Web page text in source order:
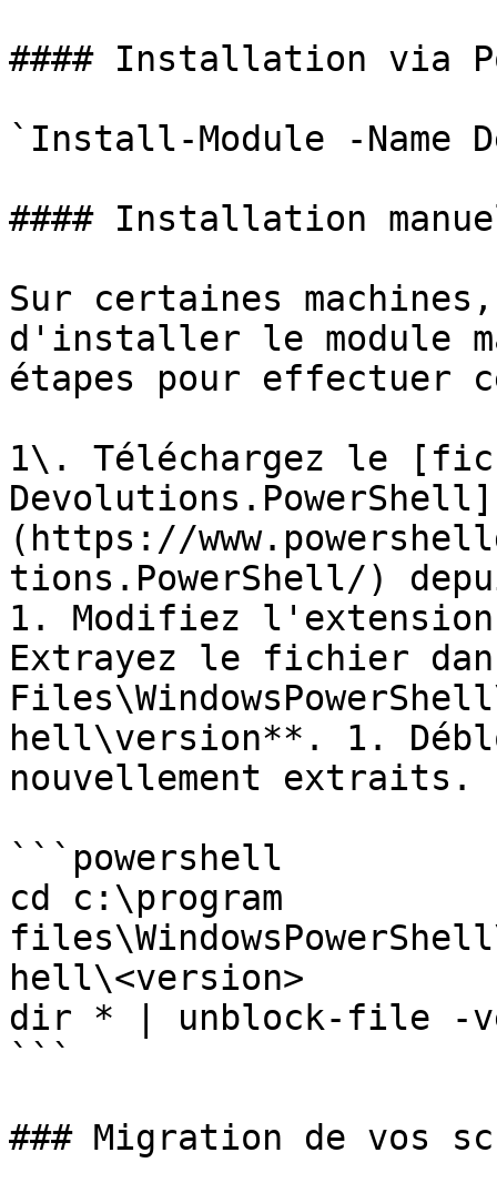
#### Installation via
`Install-Module -Name
#### Installation
Sur certaines
d'installer le module
étapes pour effectuer
1\. Téléchargez le
Devolutions.PowerShell]
(https://
tions.PowerShell/)
1. Modifiez
Extrayez le fichier
hell\version**. 1.
nouvellement extraits.
```powershell
cd c:\program
hell\<version>
dir * | unblock-file -
```
### Migration de vos